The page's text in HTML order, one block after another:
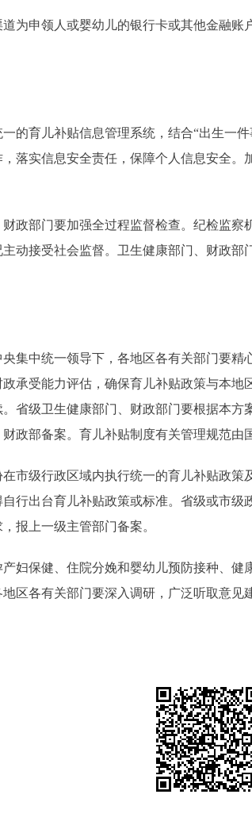
申领人或婴幼儿的银行卡或其他金融账
育儿补贴信息管理系统，结合“出生一件
落实信息安全责任，保障个人信息安全
部门要加强全过程监督检查。纪检监察
动接受社会监督。卫生健康部门、财政
中统一领导下，各地区各有关部门要精
承受能力评估，确保育儿补贴政策与本
省级卫生健康部门、财政部门要根据本
政部备案。育儿补贴制度有关管理规范由
级行政区域内执行统一的育儿补贴政策
行出台育儿补贴政策或标准。省级或市
报上一级主管部门备案。
保健、住院分娩和婴幼儿预防接种、健
区各有关部门要深入调研，广泛听取意